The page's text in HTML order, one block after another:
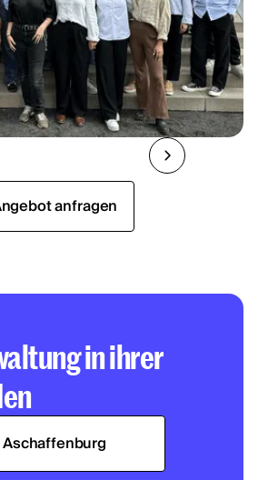
anfragen
in ihrer
Aschaffenburg